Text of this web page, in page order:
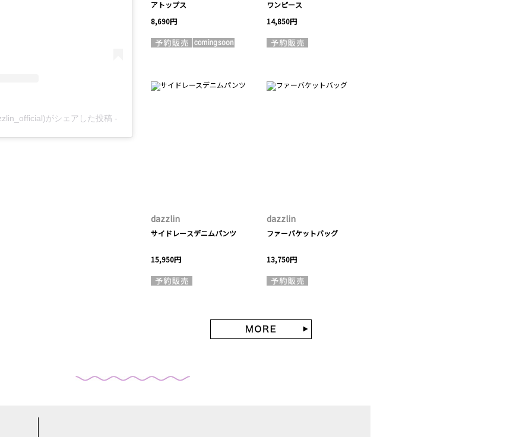
がシェアした投稿 -
アトップス
8,690円
ワンピース
14,850円
dazzlin
サイドレースデニムパンツ
15,950円
dazzlin
ファーバケットバッグ
13,750円